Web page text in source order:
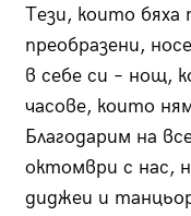
Тези, които бяха
преобразени,
в себе си – нощ,
часове, които
Благодарим на
октомври с нас,
диджеи и